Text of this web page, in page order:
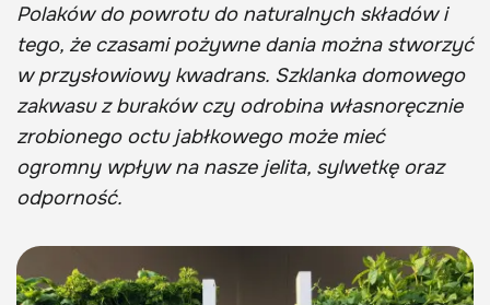
Polaków do powrotu do naturalnych składów i
tego, że czasami pożywne dania można stworzyć
w przysłowiowy kwadrans. Szklanka domowego
zakwasu z buraków czy odrobina własnoręcznie
zrobionego octu jabłkowego może mieć
ogromny wpływ na nasze jelita, sylwetkę oraz
odporność.